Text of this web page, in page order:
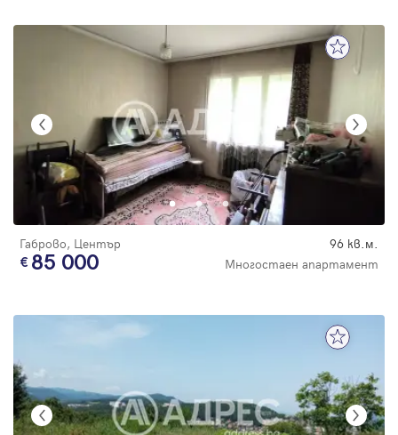
Габрово, Център 96 кв.м.
85 000 Многостаен апартамент